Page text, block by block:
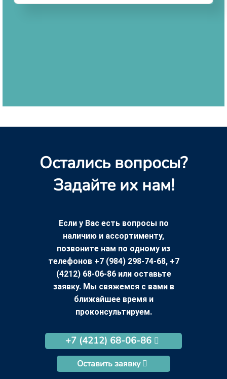
Остались вопросы?
Задайте их нам!
Если у Вас есть вопросы по
наличию и ассортименту,
позвоните нам по одному из
телефонов +7 (984) 298-74-68, +7
(4212) 68-06-86 или оставьте
заявку. Мы свяжемся с вами в
ближайшее время и
проконсультируем.
+7 (4212) 68-06-86
Оставить заявку